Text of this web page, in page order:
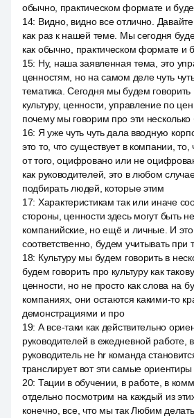
обычно, практическом формате и
14: Видно, видно все отлично.
как раз к нашей теме. Мы сегодня
как обычно, практическом формате и
15: Ну, наша заявленная тема, это
ценностям, но на самом деле чуть
тематика. Сегодня мы будем
культуру, ценности, управление по
почему мы говорим про эти несколько
16: Я уже чуть чуть дала вводную
это то, что существует в компании, то,
от того, оцифровано или не
как руководителей, это в любом
подбирать людей, которые этим
17: Характеристикам так или иначе
стороны, ценности здесь могут быть
компанийские, но ещё и личные. И
соответственно, будем учитывать при
18: Культуру мы будем говорить в
будем говорить про культуру как
ценности, но не просто как слова на
компаниях, они остаются какими-то
демонстрациями и про
19: А все-таки как действительно
руководителей в ежедневной работе,
руководитель не hr команда
транслирует вот эти самые
20: Тации в обучении, в работе, в
отдельно посмотрим на каждый из
конечно, все, что мы так Любим